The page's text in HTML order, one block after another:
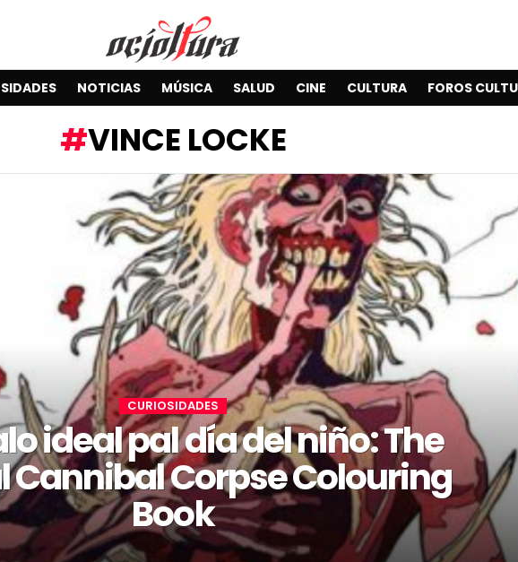
NOTICIAS MÚSICA SALUD CINE CULTURA FOROS
VINCE LOCKE
CURIOSIDADES
ideal pal día del niño: The
Cannibal Corpse Colouring
Book